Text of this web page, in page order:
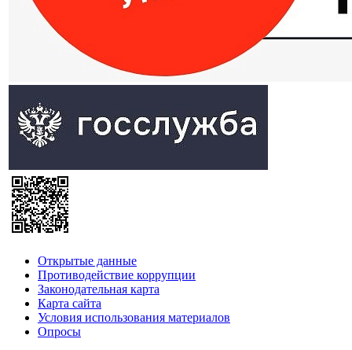
Открытые данные
Противодействие коррупции
Законодательная карта
Карта сайта
Условия использования материалов
Опросы